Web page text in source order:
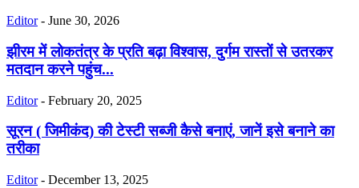
Editor - June 30, 2026
झीरम में लोकतंत्र के प्रति बढ़ा विश्वास, दुर्गम रास्तों से उतरकर
मतदान करने पहुंच...
Editor - February 20, 2025
सूरन ( जिमीकंद) की टेस्‍टी सब्‍जी कैसे बनाएं, जानें इसे बनाने का
तरीका
Editor - December 13, 2025